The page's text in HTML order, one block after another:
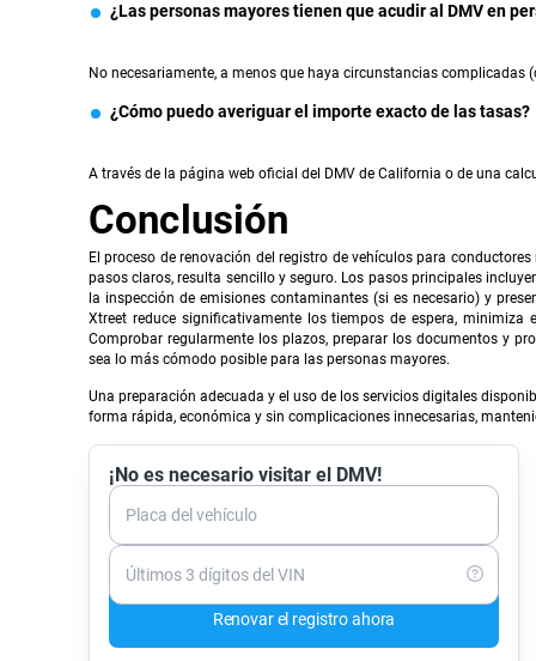
¿Las personas mayores tienen que acudir al DMV en
No necesariamente, a menos que haya circunstancias complicadas
¿Cómo puedo averiguar el importe exacto de las tasas?
A través de la página web oficial del DMV de California o de una
Conclusión
El proceso de renovación del registro de vehículos para
pasos claros, resulta sencillo y seguro. Los pasos principales
la inspección de emisiones contaminantes (si es necesario) y
Xtreet reduce significativamente los tiempos de espera,
Comprobar regularmente los plazos, preparar los documentos y
sea lo más cómodo posible para las personas mayores.
Una preparación adecuada y el uso de los servicios digitales
forma rápida, económica y sin complicaciones innecesarias,
¡No es necesario visitar el DMV!
Placa del vehículo
Últimos 3 dígitos del VIN
Renovar el registro ahora